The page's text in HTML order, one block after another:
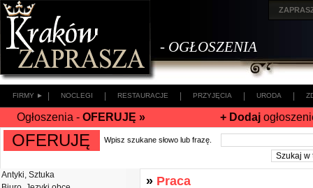
- OGŁOSZENIA
FIRMY ► NOCLEGI RESTAURACJE PRZYJĘCIA URODA
Ogłoszenia - OFERUJĘ » + Dodaj
OFERUJĘ Wpisz szukane słowo lub frazę.
Antyki, Sztuka
» Praca